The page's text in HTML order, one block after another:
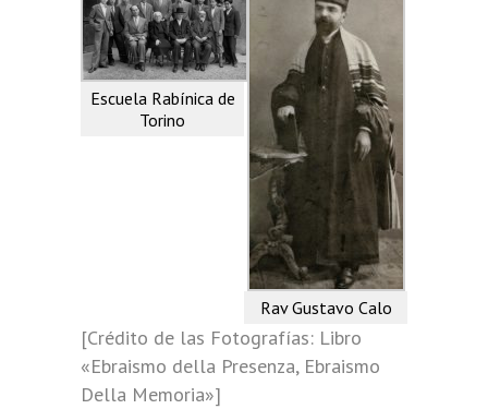
Escuela Rabínica de
Torino
Rav Gustavo Calo
[Crédito de las Fotografías: Libro
«Ebraismo della Presenza, Ebraismo
Della Memoria»]